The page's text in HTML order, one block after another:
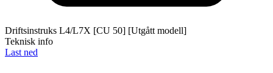
Driftsinstruks L4/L7X [CU 50] [Utgått modell]
Teknisk info
Last ned